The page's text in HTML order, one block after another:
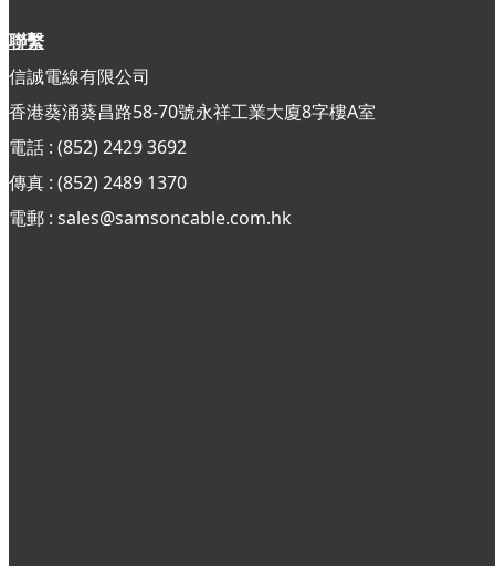
聯繫
信誠電線有限公司
香港葵涌葵昌路58-70號永祥工業大廈8字樓A室
電話 : (852) 2429 3692
傳真 : (852)2489 1370
電郵 : sales@samsoncable.com.hk